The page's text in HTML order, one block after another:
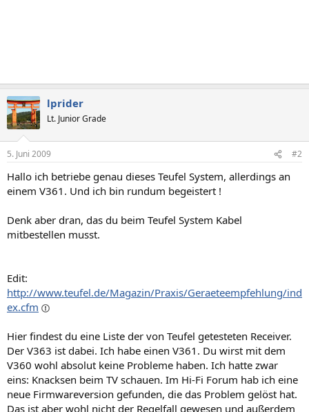
lprider
Lt. Junior Grade
5. Juni 2009 #2
Hallo ich betriebe genau dieses Teufel System, allerdings an
einem V361. Und ich bin rundum begeistert !
Denk aber dran, das du beim Teufel System Kabel
mitbestellen musst.
Edit:
http://www.teufel.de/Magazin/Praxis/Geraeteempfehlung/ind
ex.cfm
Hier findest du eine Liste der von Teufel getesteten Receiver.
Der V363 ist dabei. Ich habe einen V361. Du wirst mit dem
V360 wohl absolut keine Probleme haben. Ich hatte zwar
eins: Knacksen beim TV schauen. Im Hi-Fi Forum hab ich eine
neue Firmwareversion gefunden, die das Problem gelöst hat.
Das ist aber wohl nicht der Regelfall gewesen und außerdem